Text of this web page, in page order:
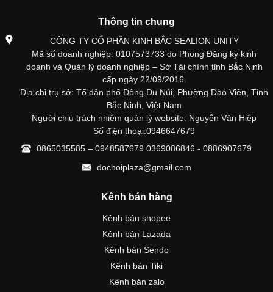
Thông tin chung
CÔNG TY CỔ PHẦN KINH BẮC SEALION UNITY
Mã số doanh nghiệp: 0107573733 do Phong Đăng ký kinh
doanh và Quản lý doanh nghiệp – Sở Tài chính tỉnh Bắc Ninh
cấp ngày 22/09/2016.
Địa chỉ trụ sở: Tổ dân phố Đông Du Núi, Phường Đào Viên, Tỉnh
Bắc Ninh, Việt Nam
Người chịu trách nhiệm quản lý website: Nguyễn Văn Hiệp
Số điện thoại:0946647679
0865035585 – 0948587679 0369086846 - 0886907679
dochoiplaza@gmail.com
Kênh bán hàng
Kênh bán shopee
Kênh bán Lazada
Kênh bán Sendo
Kênh bán Tiki
Kênh bán zalo